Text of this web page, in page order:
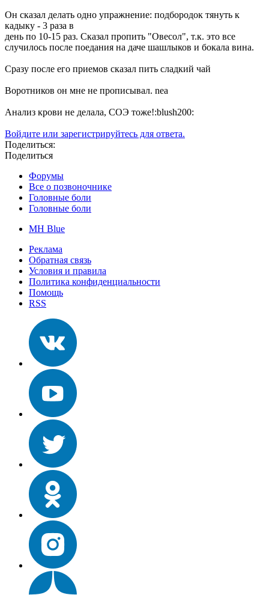
Он сказал делать одно упражнение: подбородок тянуть к
кадыку - 3 раза в
день по 10-15 раз. Сказал пропить "Овесол", т.к. это все
случилось после поедания на даче шашлыков и бокала вина.
Сразу после его приемов сказал пить сладкий чай
Воротников он мне не прописывал. nea
Анализ крови не делала, СОЭ тоже!:blush200:
Войдите или зарегистрируйтесь для ответа.
Поделиться:
Поделиться
Форумы
Все о позвоночнике
Головные боли
Головные боли
MH Blue
Реклама
Обратная связь
Условия и правила
Политика конфиденциальности
Помощь
RSS